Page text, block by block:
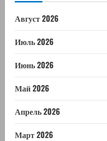
Август 2026
Июль 2026
Июнь 2026
Май 2026
Апрель 2026
Март 2026